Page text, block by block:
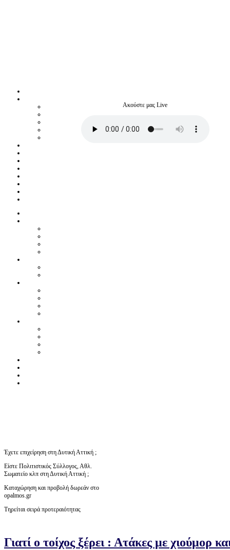
Ακούστε μας Live
Έχετε επιχείρηση στη Δυτική Αττική ;
Είστε Πολιτιστικός Σύλλογος, Αθλ.
Σωματείο κλπ στη Δυτική Αττική ;
Καταχώρηση και προβολή δωρεάν στο
opalmos.gr
Τηρείται σειρά προτεραιότητας
Γιατί ο τοίχος ξέρει : Ατάκες με χιούμορ